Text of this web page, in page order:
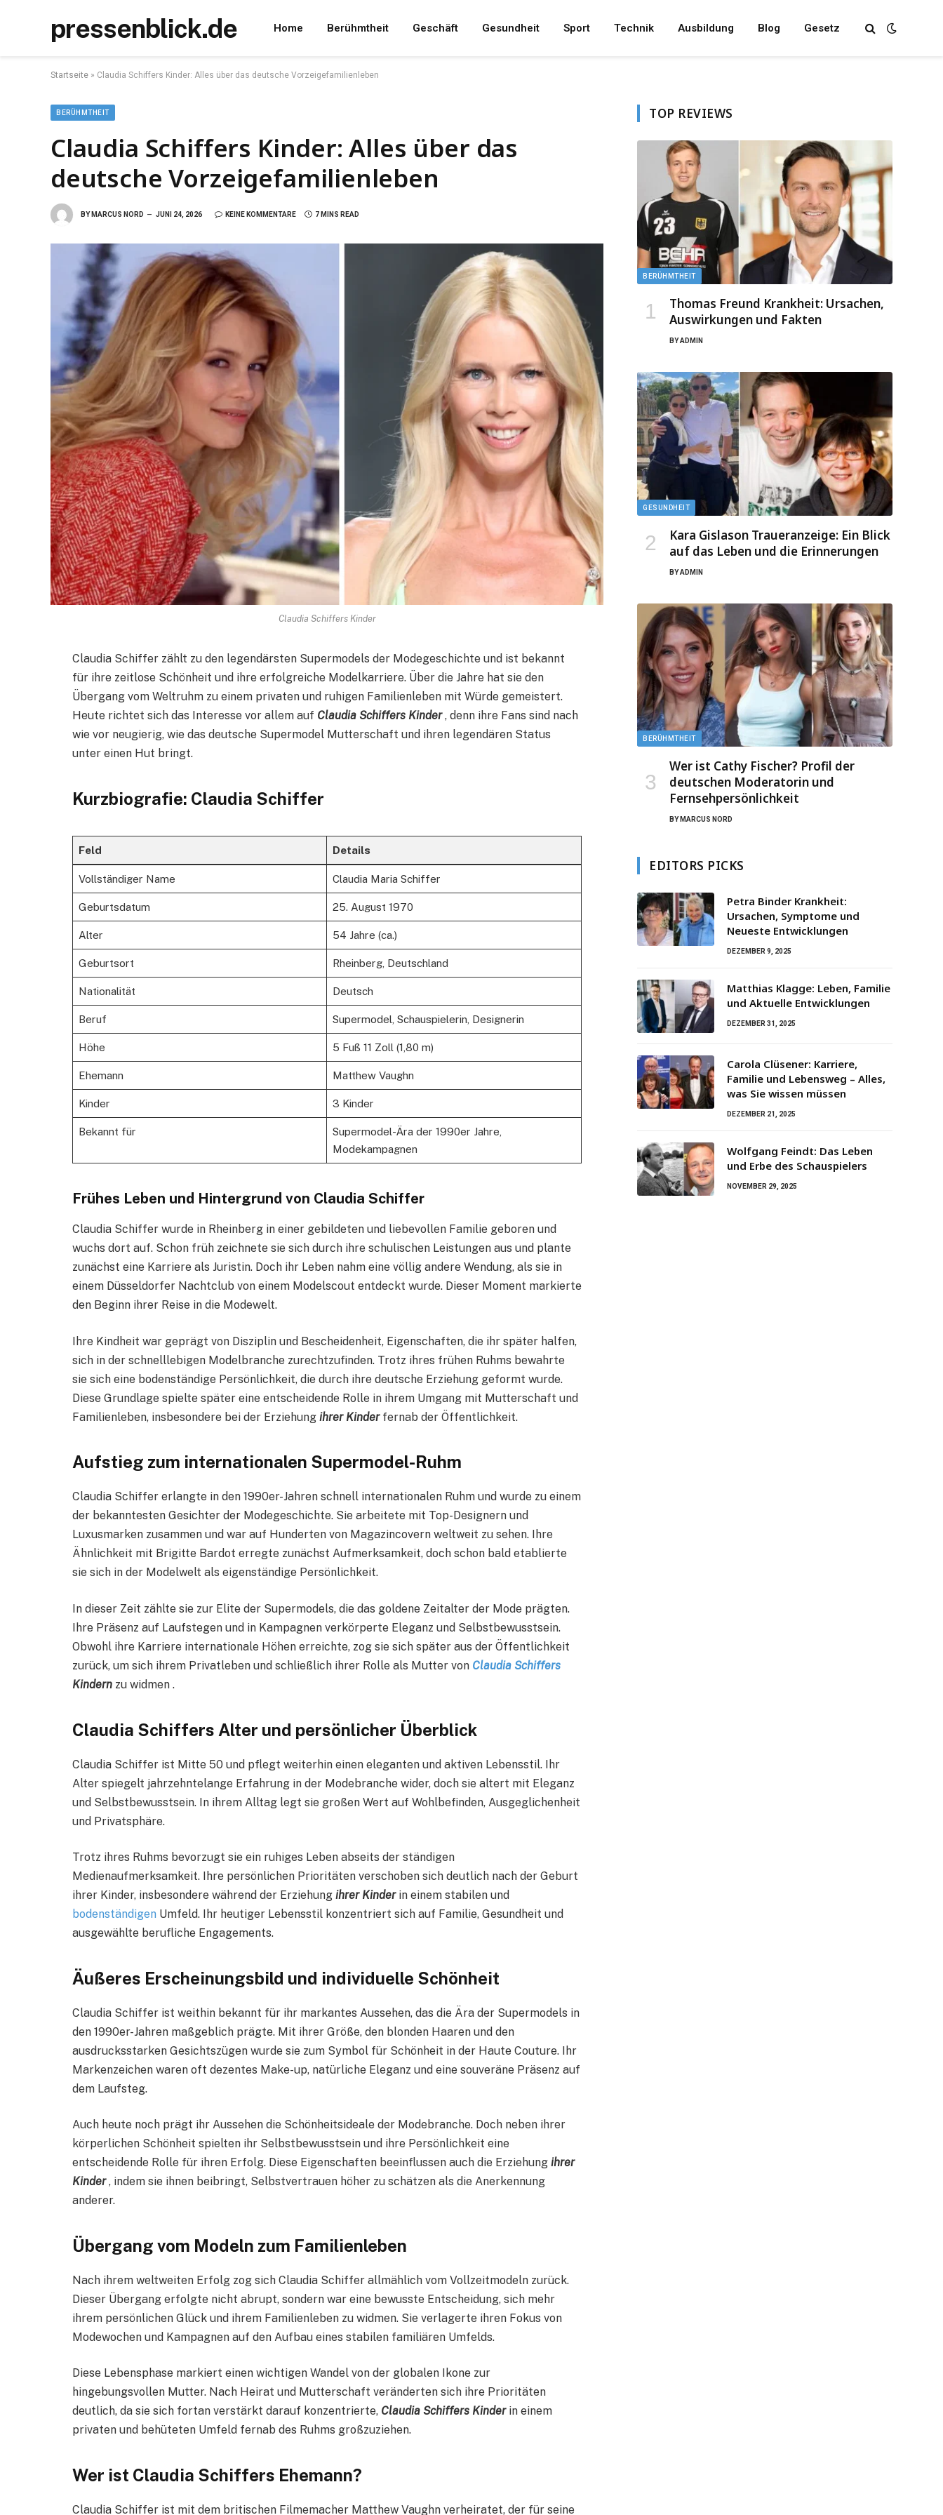
pressenblick.de Home Berühmtheit Geschäft Gesundheit Sport Technik Ausbildung Blog Gesetz
Startseite » Claudia Schiffers Kinder: Alles über das deutsche Vorzeigefamilienleben
BERÜHMTHEIT
Claudia Schiffers Kinder: Alles über das
deutsche Vorzeigefamilienleben
BY MARCUS NORD JUNI 24, 2026 KEINE KOMMENTARE 7 MINS READ
Claudia Schiffers Kinder
Claudia Schiffer zählt zu den legendärsten Supermodels der Modegeschichte und ist bekannt
für ihre zeitlose Schönheit und ihre erfolgreiche Modelkarriere. Über die Jahre hat sie den
Übergang vom Weltruhm zu einem privaten und ruhigen Familienleben mit Würde gemeistert.
Heute richtet sich das Interesse vor allem auf Claudia Schiffers Kinder, denn ihre Fans sind nach
wie vor neugierig, wie das deutsche Supermodel Mutterschaft und ihren legendären Status
unter einen Hut bringt.
Kurzbiografie: Claudia Schiffer
Feld Details
Vollständiger Name Claudia Maria Schiffer
Geburtsdatum 25. August 1970
Alter 54 Jahre (ca.)
Geburtsort Rheinberg, Deutschland
Nationalität Deutsch
Beruf Supermodel, Schauspielerin, Designerin
Höhe 5 Fuß 11 Zoll (1,80 m)
Ehemann Matthew Vaughn
Kinder 3 Kinder
Bekannt für
Supermodel-Ära der 1990er Jahre,
Modekampagnen
Frühes Leben und Hintergrund von Claudia Schiffer
Claudia Schiffer wurde in Rheinberg in einer gebildeten und liebevollen Familie geboren und
wuchs dort auf. Schon früh zeichnete sie sich durch ihre schulischen Leistungen aus und plante
zunächst eine Karriere als Juristin. Doch ihr Leben nahm eine völlig andere Wendung, als sie in
einem Düsseldorfer Nachtclub von einem Modelscout entdeckt wurde. Dieser Moment markierte
den Beginn ihrer Reise in die Modewelt.
Ihre Kindheit war geprägt von Disziplin und Bescheidenheit, Eigenschaften, die ihr später halfen,
sich in der schnelllebigen Modelbranche zurechtzufinden. Trotz ihres frühen Ruhms bewahrte
sie sich eine bodenständige Persönlichkeit, die durch ihre deutsche Erziehung geformt wurde.
Diese Grundlage spielte später eine entscheidende Rolle in ihrem Umgang mit Mutterschaft und
Familienleben, insbesondere bei der Erziehung ihrer Kinderfernab der Öffentlichkeit.
Aufstieg zum internationalen Supermodel-Ruhm
Claudia Schiffer erlangte in den 1990er-Jahren schnell internationalen Ruhm und wurde zu einem
der bekanntesten Gesichter der Modegeschichte. Sie arbeitete mit Top-Designern und
Luxusmarken zusammen und war auf Hunderten von Magazincovern weltweit zu sehen. Ihre
Ähnlichkeit mit Brigitte Bardot erregte zunächst Aufmerksamkeit, doch schon bald etablierte
sie sich in der Modelwelt als eigenständige Persönlichkeit.
In dieser Zeit zählte sie zur Elite der Supermodels, die das goldene Zeitalter der Mode prägten.
Ihre Präsenz auf Laufstegen und in Kampagnen verkörperte Eleganz und Selbstbewusstsein.
Obwohl ihre Karriere internationale Höhen erreichte, zog sie sich später aus der Öffentlichkeit
zurück, um sich ihrem Privatleben und schließlich ihrer Rolle als Mutter von Claudia Schiffers
Kindern zu widmen .
Claudia Schiffers Alter und persönlicher Überblick
Claudia Schiffer ist Mitte 50 und pflegt weiterhin einen eleganten und aktiven Lebensstil. Ihr
Alter spiegelt jahrzehntelange Erfahrung in der Modebranche wider, doch sie altert mit Eleganz
und Selbstbewusstsein. In ihrem Alltag legt sie großen Wert auf Wohlbefinden, Ausgeglichenheit
und Privatsphäre.
Trotz ihres Ruhms bevorzugt sie ein ruhiges Leben abseits der ständigen
Medienaufmerksamkeit. Ihre persönlichen Prioritäten verschoben sich deutlich nach der Geburt
ihrer Kinder, insbesondere während der Erziehung ihrer Kinderin einem stabilen und
bodenständigen Umfeld. Ihr heutiger Lebensstil konzentriert sich auf Familie, Gesundheit und
ausgewählte berufliche Engagements.
Äußeres Erscheinungsbild und individuelle Schönheit
Claudia Schiffer ist weithin bekannt für ihr markantes Aussehen, das die Ära der Supermodels in
den 1990er-Jahren maßgeblich prägte. Mit ihrer Größe, den blonden Haaren und den
ausdrucksstarken Gesichtszügen wurde sie zum Symbol für Schönheit in der Haute Couture. Ihr
Markenzeichen waren oft dezentes Make-up, natürliche Eleganz und eine souveräne Präsenz auf
dem Laufsteg.
Auch heute noch prägt ihr Aussehen die Schönheitsideale der Modebranche. Doch neben ihrer
körperlichen Schönheit spielten ihr Selbstbewusstsein und ihre Persönlichkeit eine
entscheidende Rolle für ihren Erfolg. Diese Eigenschaften beeinflussen auch die Erziehung ihrer
Kinder, indem sie ihnen beibringt, Selbstvertrauen höher zu schätzen als die Anerkennung
anderer.
Übergang vom Modeln zum Familienleben
Nach ihrem weltweiten Erfolg zog sich Claudia Schiffer allmählich vom Vollzeitmodeln zurück.
Dieser Übergang erfolgte nicht abrupt, sondern war eine bewusste Entscheidung, sich mehr
ihrem persönlichen Glück und ihrem Familienleben zu widmen. Sie verlagerte ihren Fokus von
Modewochen und Kampagnen auf den Aufbau eines stabilen familiären Umfelds.
Diese Lebensphase markiert einen wichtigen Wandel von der globalen Ikone zur
hingebungsvollen Mutter. Nach Heirat und Mutterschaft veränderten sich ihre Prioritäten
deutlich, da sie sich fortan verstärkt darauf konzentrierte, Claudia Schiffers Kinderin einem
privaten und behüteten Umfeld fernab des Ruhms großzuziehen.
Wer ist Claudia Schiffers Ehemann?
Claudia Schiffer ist mit dem britischen Filmemacher Matthew Vaughn verheiratet, der für seine
TOP REVIEWS
BERÜHMTHEIT
Thomas Freund Krankheit: Ursachen,
Auswirkungen und Fakten
BYADMIN
GESUNDHEIT
Kara Gislason Traueranzeige: Ein Blick
auf das Leben und die Erinnerungen
BYADMIN
BERÜHMTHEIT
Wer ist Cathy Fischer? Profil der
deutschen Moderatorin und
Fernsehpersönlichkeit
BY MARCUS NORD
EDITORS PICKS
Petra Binder Krankheit:
Ursachen, Symptome und
Neueste Entwicklungen
DEZEMBER 9, 2025
Matthias Klagge: Leben, Familie
und Aktuelle Entwicklungen
DEZEMBER 31, 2025
Carola Clüsener: Karriere,
Familie und Lebensweg – Alles,
was Sie wissen müssen
DEZEMBER 21, 2025
Wolfgang Feindt: Das Leben
und Erbe des Schauspielers
NOVEMBER 29, 2025